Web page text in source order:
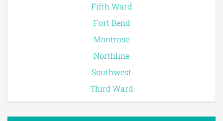
Fifth Ward
Fort Bend
Montrose
Northline
Southwest
Third Ward